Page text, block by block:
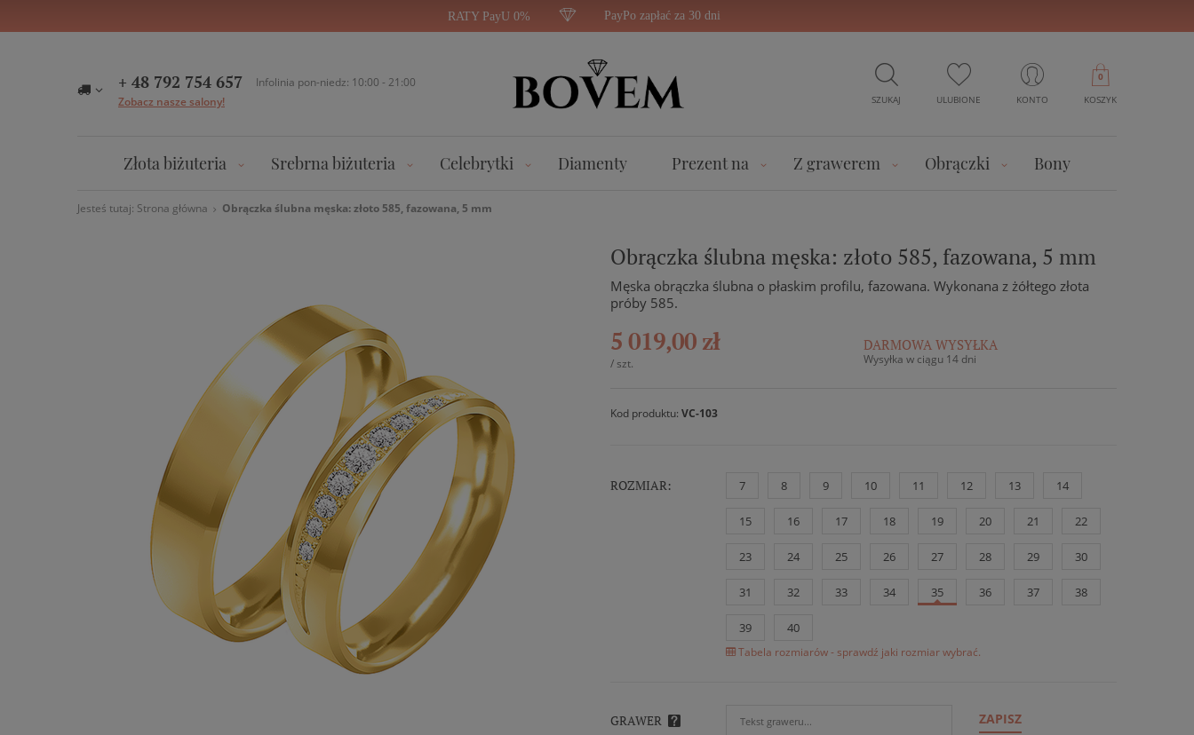
RATY PayU 0% PayPo zapłać za 30 dni
+ 48 792 754 657
Infolinia pon-niedz: 10:00 - 21:00
Zobacz nasze salony!
SZUKAJ ULUBIONE KONTO KOSZYK
0
Złota biżuteria Srebrna biżuteria Celebrytki Diamenty Prezent na Z grawerem Obrączki Bony
Jesteś tutaj: Strona główna Obrączka ślubna męska: złoto 585, fazowana, 5 mm
Obrączka ślubna męska: złoto 585, fazowana, 5 mm
Męska obrączka ślubna o płaskim profilu, fazowana. Wykonana z żółtego złota
próby 585.
5 019,00 zł
/ szt.
DARMOWA WYSYŁKA
Wysyłka w ciągu 14 dni
Kod produktu: VC-103
ROZMIAR: 7 8 9 10 11 12 13 14
15 16 17 18 19 20 21 22
23 24 25 26 27 28 29 30
31 32 33 34 35 36 37 38
39 40
Tabela rozmiarów - sprawdź jaki rozmiar wybrać.
GRAWER ZAPISZ